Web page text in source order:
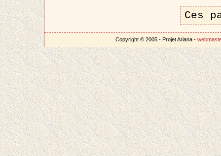
Ces
Copyright © 2005 - Projet Ariana -